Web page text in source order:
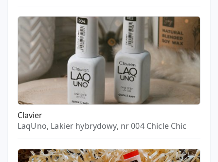
Clavier
LaqUno, Lakier hybrydowy, nr 004 Chicle Chic